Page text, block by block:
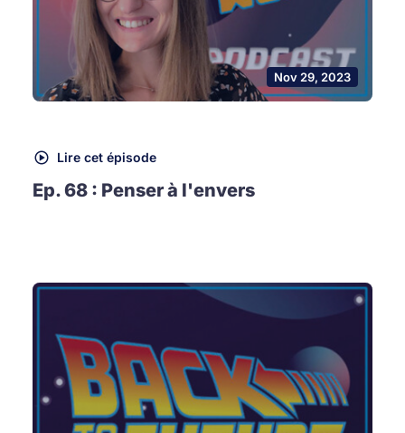
Nov 29, 2023
Lire cet épisode
Ep. 68 : Penser à l'envers